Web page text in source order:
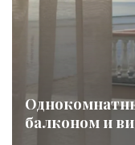
балконом и